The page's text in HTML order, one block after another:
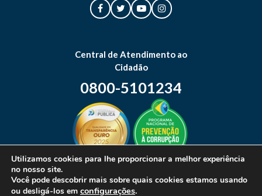
Central de Atendimento ao
Cidadão
0800-5101234
Utilizamos cookies para lhe proporcionar a melhor experiência
no nosso site.
Você pode descobrir mais sobre quais cookies estamos usando
ou desligá-los em configurações.